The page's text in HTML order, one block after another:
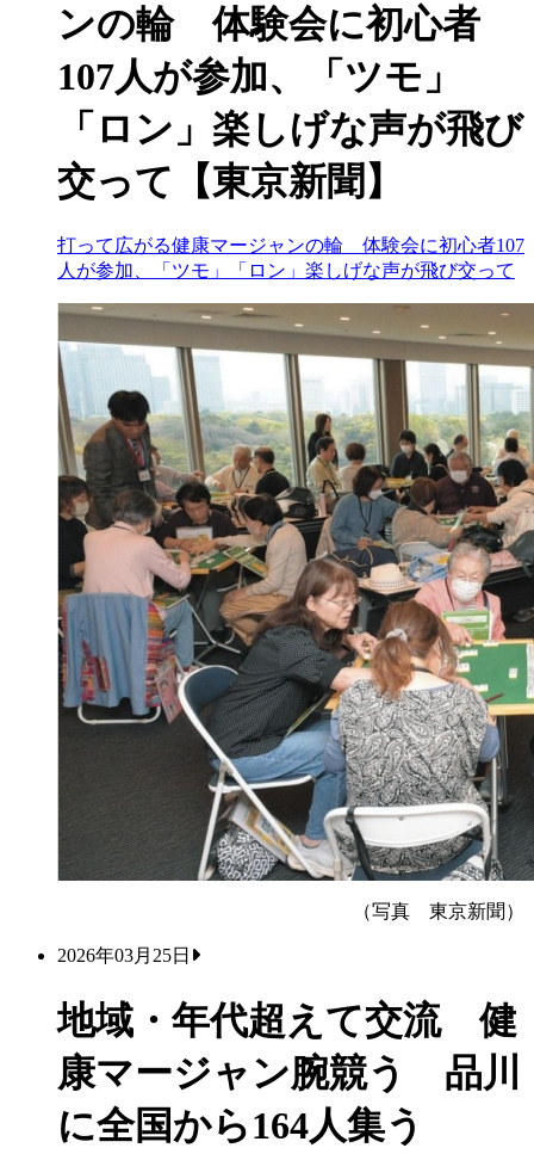
ンの輪 体験会に初心者
107人が参加、「ツモ」
「ロン」楽しげな声が飛び
交って【東京新聞】
打って広がる健康マージャンの輪 体験会に初心者107
人が参加、「ツモ」「ロン」楽しげな声が飛び交って
（写真 東京新聞）
2026年03月25日
地域・年代超えて交流 健
康マージャン腕競う 品川
に全国から164人集う